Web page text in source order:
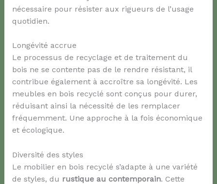
nécessaire pour résister aux rigueurs de l’usage
quotidien.
Longévité accrue
Le processus de recyclage et de traitement du
bois ne se contente pas de le rendre résistant, il
contribue également à accroître sa longévité. Les
meubles en bois recyclé sont conçus pour durer,
réduisant ainsi la nécessité de les remplacer
fréquemment. Une approche à la fois économique
et écologique.
Diversité des styles
Le mobilier en bois recyclé s’adapte à une variété
de styles, du rustique au contemporain. Cette